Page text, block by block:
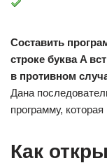
Составить
строке буква A
в противном
Дана
программу,
Как